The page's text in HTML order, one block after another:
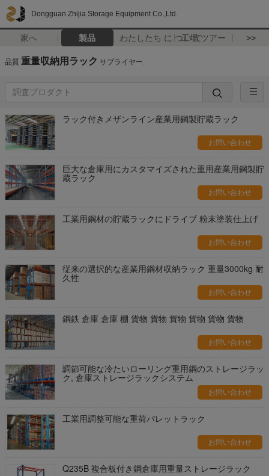
Dongguan Zhijia Storage Equipment Co.,Ltd.
家へ 製品 わたしたち に つい て工場 ツアー >>
品質 重量収納用ラック サプライヤー.
ラック付きメザンライン産業用鋼製貯蔵ラック
お問い合わせ
巨大な倉庫用にカスタマイズされた重用産業用鋼製貯
蔵ラック
お問い合わせ
工業用鋼材の貯蔵ラックにドライブ 粉末塗装仕上げ
お問い合わせ
従来の選択的な産業用鋼材収納ラック 重量3000kg 耐
久性
お問い合わせ
鋼鉄 倉庫 倉庫 棚 貨物 貨物 貨物 貨物 貨物 貨物
お問い合わせ
調節可能な冷たいローリング重用鋼のストレージラッ
ク, 倉庫ストレージラックシステム
お問い合わせ
工業用調整可能な重荷パレットラック
お問い合わせ
Q235B 複合板付き鋼倉庫用重量ストレージラック